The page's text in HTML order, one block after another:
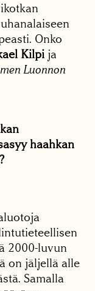
Onko
Kilpi ja
Luonnon
haahkan
2000-luvun
on jäljellä alle
Samalla